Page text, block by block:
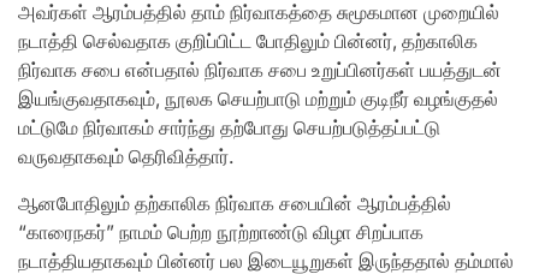
அவர்கள் ஆரம்பத்தில் தாம் நிர்வாகத்தை சுமூகமான முறையில்
நடாத்தி செல்வதாக குறிப்பிட்ட போதிலும் பின்னர், தற்காலிக
நிர்வாக சபை என்பதால் நிர்வாக சபை உறுப்பினர்கள் பயத்துடன்
இயங்குவதாகவும், நூலக செயற்பாடு மற்றும் குடிநீர் வழங்குதல்
மட்டுமே நிர்வாகம் சார்ந்து தற்போது செயற்படுத்தப்பட்டு
வருவதாகவும் தெரிவித்தார்.
ஆனபோதிலும் தற்காலிக நிர்வாக சபையின் ஆரம்பத்தில்
“காரைநகர்” நாமம் பெற்ற நூற்றாண்டு விழா சிறப்பாக
நடாத்தியதாகவும் பின்னர் பல இடையூறுகள் இருந்ததால் தம்மால்